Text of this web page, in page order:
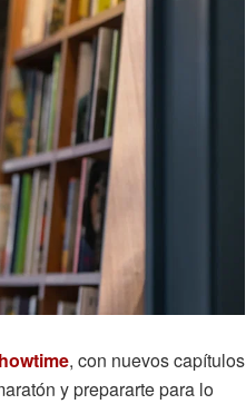
, con nuevos capítulos
y prepararte para lo